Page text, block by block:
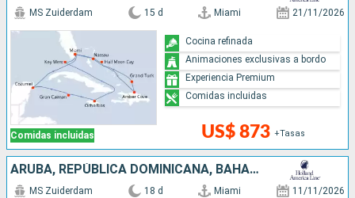
Comidas incluidas
MS Zuiderdam 15 d Miami 21/11/2026
US$ 873 +Tasas
Cocina refinada
Animaciones exclusivas a bordo
Experiencia Premium
Comidas incluidas
ARUBA, REPÚBLICA DOMINICANA, BAHAMAS, JAMAICA, ISLAS CAIMÁN, MÉXICO, ESTADOS UNIDOS
MS Zuiderdam 18 d Miami 11/11/2026